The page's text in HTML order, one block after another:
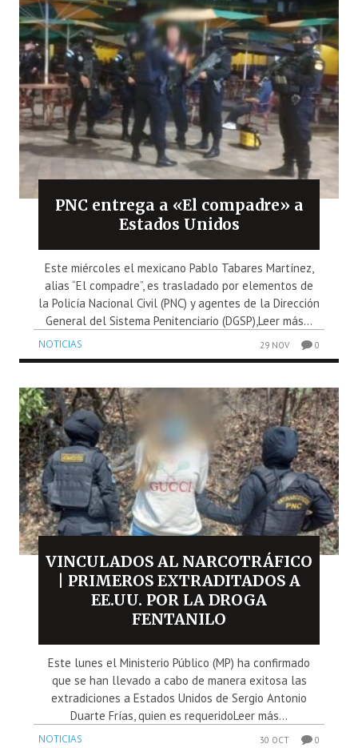
PNC entrega a «El compadre» a
Estados Unidos
Este miércoles el mexicano Pablo Tabares Martínez,
alias “El compadre”, es trasladado por elementos de
la Policía Nacional Civil (PNC) y agentes de la Dirección
General del Sistema Penitenciario (DGSP),Leer más...
NOTICIAS 29 NOV 0
VINCULADOS AL NARCOTRÁFICO
| PRIMEROS EXTRADITADOS A
EE.UU. POR LA DROGA
FENTANILO
Este lunes el Ministerio Público (MP) ha confirmado
que se han llevado a cabo de manera exitosa las
extradiciones a Estados Unidos de Sergio Antonio
Duarte Frías, quien es requeridoLeer más...
NOTICIAS 30 OCT 0